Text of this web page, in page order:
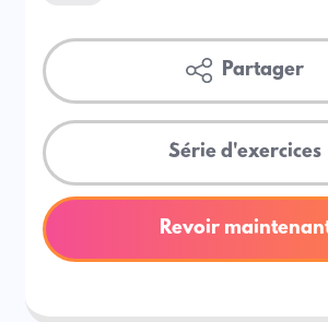
Partager
Série d'exercices
Revoir